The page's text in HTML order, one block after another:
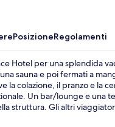
PosizioneRegolamenti
Hotel per una splendida
sauna e poi fermati a
la colazione, il pranzo e la
Un bar/lounge e una
struttura. Gli altri